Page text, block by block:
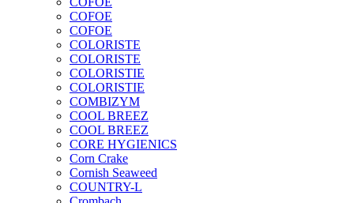
COFOE
COFOE
COLORISTE
COLORISTE
COLORISTIE
COLORISTIE
COMBIZYM
COOL BREEZ
COOL BREEZ
CORE HYGIENICS
Corn Crake
Cornish Seaweed
COUNTRY-L